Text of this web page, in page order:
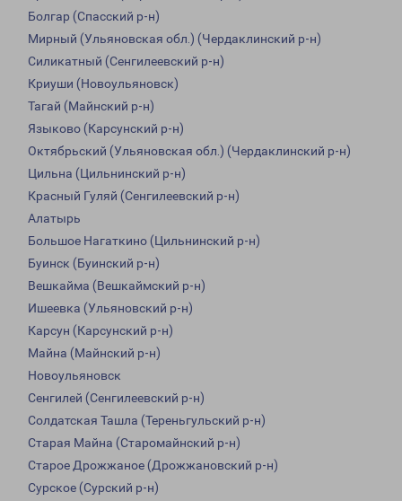
Болгар (Спасский р-н)
Мирный (Ульяновская обл.) (Чердаклинский р-н)
Силикатный (Сенгилеевский р-н)
Криуши (Новоульяновск)
Тагай (Майнский р-н)
Языково (Карсунский р-н)
Октябрьский (Ульяновская обл.) (Чердаклинский р-н)
Цильна (Цильнинский р-н)
Красный Гуляй (Сенгилеевский р-н)
Алатырь
Большое Нагаткино (Цильнинский р-н)
Буинск (Буинский р-н)
Вешкайма (Вешкаймский р-н)
Ишеевка (Ульяновский р-н)
Карсун (Карсунский р-н)
Майна (Майнский р-н)
Новоульяновск
Сенгилей (Сенгилеевский р-н)
Солдатская Ташла (Тереньгульский р-н)
Старая Майна (Старомайнский р-н)
Старое Дрожжаное (Дрожжановский р-н)
Сурское (Сурский р-н)